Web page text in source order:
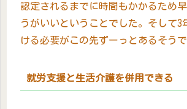
認定されるまでに時間もかかるため
うがいいということでした。そして3
ける必要がこの先ずーっとあるそうで
就労支援と生活介護を併用できる